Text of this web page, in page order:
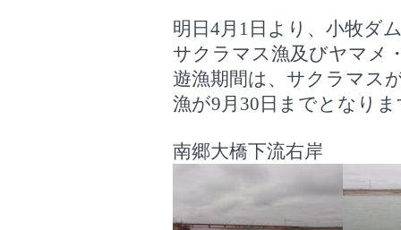
明日4月1日より、小牧ダ
サクラマス漁及びヤマメ
遊漁期間は、サクラマス
漁が9月30日までとなりま
南郷大橋下流右岸